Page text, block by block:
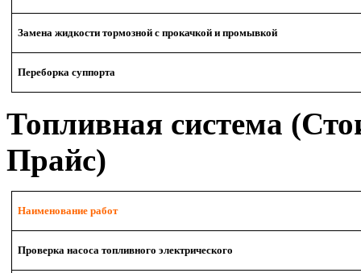
Замена жидкости тормозной с прокачкой и промывкой
Переборка суппорта
Топливная система
Прайс)
Наименование работ
Проверка насоса топливного электрического